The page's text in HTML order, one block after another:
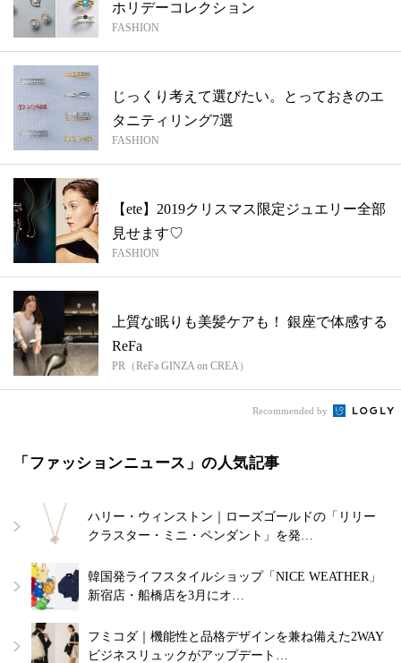
ホリデーコレクション
FASHION
じっくり考えて選びたい。とっておきのエ
タニティリング7選
FASHION
【ete】2019クリスマス限定ジュエリー全部
見せます♡
FASHION
上質な眠りも美髪ケアも！ 銀座で体感する
ReFa
PR（ReFa GINZA on CREA）
Recommended by
「ファッションニュース」の人気記事
ハリー・ウィンストン｜ローズゴールドの「リリー
クラスター・ミニ・ペンダント」を発…
韓国発ライフスタイルショップ「NICE WEATHER」
新宿店・船橋店を3月にオ…
フミコダ｜機能性と品格デザインを兼ね備えた2WAY
ビジネスリュックがアップデート…